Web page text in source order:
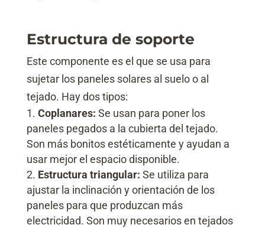
Estructura de soporte
Este componente es el que se usa para
sujetar los paneles solares al suelo o al
tejado. Hay dos tipos:
Coplanares: Se usan para poner los
paneles pegados a la cubierta del tejado.
Son más bonitos estéticamente y ayudan a
usar mejor el espacio disponible.
Estructura triangular: Se utiliza para
ajustar la inclinación y orientación de los
paneles para que produzcan más
electricidad. Son muy necesarios en tejados